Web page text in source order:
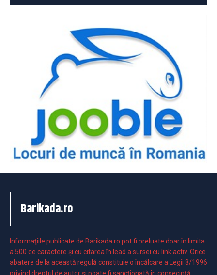
Barikada.ro
Informaţiile publicate de Barikada.ro pot fi preluate doar în limita
a 500 de caractere şi cu citarea în lead a sursei cu link activ. Orice
abatere de la această regulă constituie o încălcare a Legii 8/1996
privind dreptul de autor și poate fi sancționată în consecință.